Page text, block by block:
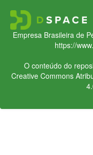
Empresa Brasileira de
https://
O conteúdo do
Creative Commons